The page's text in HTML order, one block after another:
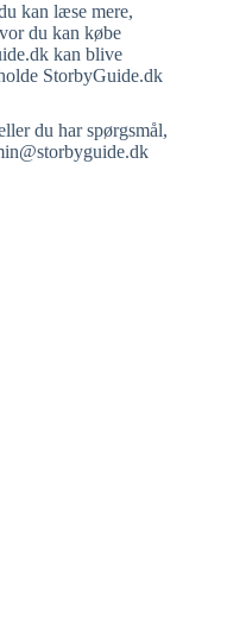
kan læse mere,
du kan købe
kan blive
StorbyGuide.dk
du har spørgsmål,